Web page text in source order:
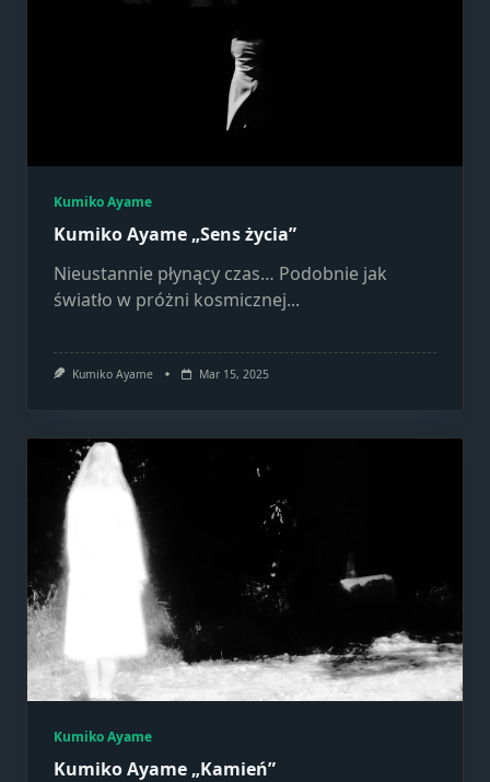
Kumiko Ayame
Kumiko Ayame „Sens życia”
Nieustannie płynący czas… Podobnie jak
światło w próżni kosmicznej...
Kumiko Ayame Mar 15, 2025
Kumiko Ayame
Kumiko Ayame „Kamień”
zobaczenie
treści i ofert.